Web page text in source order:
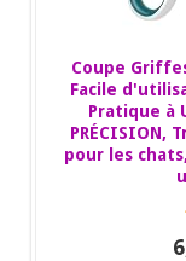
Coupe
Facile
Pratique à
PRÉCISION,
pour les